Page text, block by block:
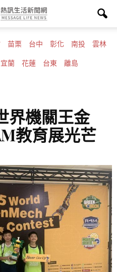
苗栗 台中 彰化 南投 雲林
宜蘭 花蓮 台東 離島
界機關王金
教育展光芒